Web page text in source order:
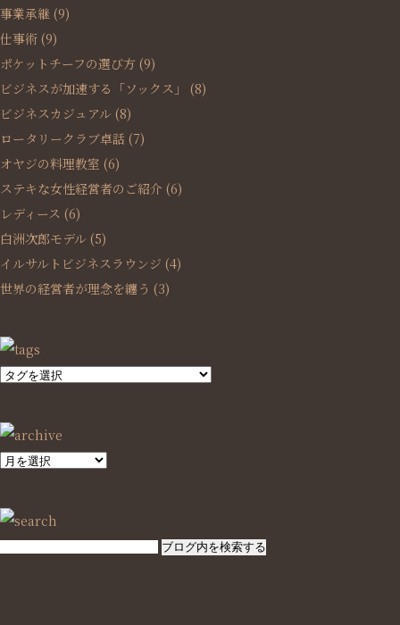
事業承継 (9)
仕事術 (9)
ポケットチーフの選び方 (9)
ビジネスが加速する「ソックス」
(8)
ビジネスカジュアル (8)
ロータリークラブ卓話 (7)
オヤジの料理教室 (6)
ステキな女性経営者のご紹介 (6)
レディース (6)
白洲次郎モデル (5)
イルサルトビジネスラウンジ (4)
世界の経営者が理念を纏う (3)
SEARCH